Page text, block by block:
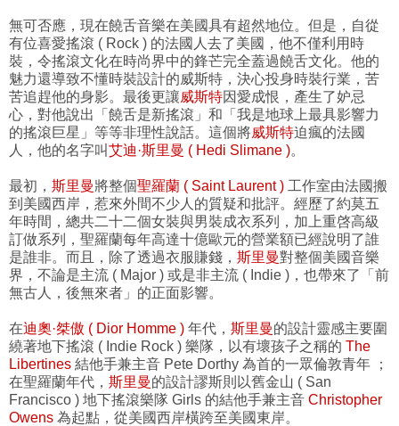
無可否應，現在饒舌音樂在美國具有超然地位。但是，自從
有位喜愛搖滾 ( Rock ) 的法國人去了美國，他不僅利用時
裝，令搖滾文化在時尚界中的鋒芒完全蓋過饒舌文化。他的
魅力還導致不懂時裝設計的威斯特，決心投身時裝行業，苦
苦追趕他的身影。最後更讓威斯特因愛成恨，產生了妒忌
心，對他說出「饒舌是新搖滾」和「我是地球上最具影響力
的搖滾巨星」等等非理性說話。這個將威斯特迫瘋的法國
人，他的名字叫艾迪·斯里曼 ( Hedi Slimane )。
最初， 斯里曼將整個聖羅蘭 ( Saint Laurent ) 工作室由法國搬
到美國西岸，惹來外間不少人的質疑和批評。經歷了約莫五
年時間，總共二十二個女裝與男裝成衣系列，加上重啓高級
訂做系列，聖羅蘭每年高達十億歐元的營業額已經說明了誰
是誰非。而且，除了透過衣服賺錢， 斯里曼對整個美國音樂
界，不論是主流 ( Major ) 或是非主流 ( Indie )，也帶來了「前
無古人，後無來者」的正面影響。
在迪奧·桀傲 ( Dior Homme ) 年代， 斯里曼的設計靈感主要圍
繞著地下搖滾 ( Indie Rock ) 樂隊，以有壞孩子之稱的 The
Libertines 結他手兼主音 Pete Dorthy 為首的一眾倫敦青年 ；
在聖羅蘭年代， 斯里曼的設計謬斯則以舊金山 ( San
Francisco ) 地下搖滾樂隊 Girls 的結他手兼主音 Christopher
Owens 為起點，從美國西岸橫跨至美國東岸。